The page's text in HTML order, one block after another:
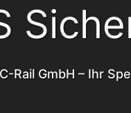
Rail GmbH – Ihr